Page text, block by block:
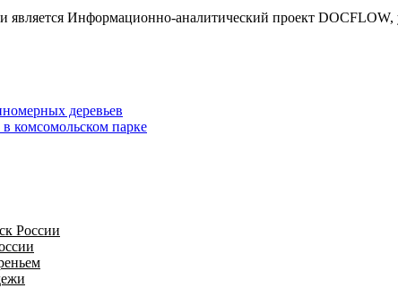
является Информационно-аналитический проект
деревьев
комсомольском парке
России